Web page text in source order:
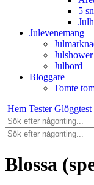
5
Julevenemang
Julshower
Julbord
Bloggare
Tomte
Hem Tester Glöggtest
Blossa